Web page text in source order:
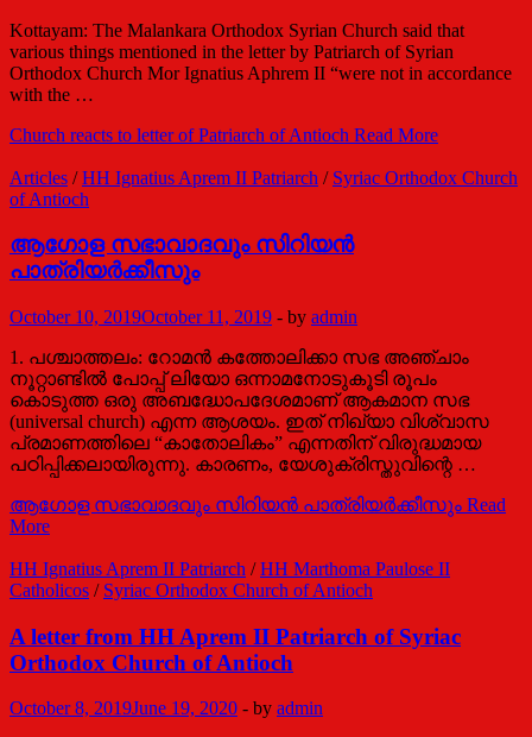
Kottayam: The Malankara Orthodox Syrian Church said that
various things mentioned in the letter by Patriarch of Syrian
Orthodox Church Mor Ignatius Aphrem II “were not in accordance
with the …
Church reacts to letter of Patriarch of Antioch Read More
Articles /HH Ignatius Aprem II Patriarch / Syriac Orthodox Church
of Antioch
ആഗോള സഭാവാദവും സിറിയൻ
പാത്രിയർക്കീസും
October 10, 2019October 11, 2019 - by admin
1. പശ്ചാത്തലം: റോമൻ കത്തോലിക്കാ സഭ അഞ്ചാം
നൂറ്റാണ്ടിൽ പോപ്പ്‌ ലിയോ ഒന്നാമനോടുകൂടി രൂപം
കൊടുത്ത ഒരു അബദ്ധോപദേശമാണ്‌ ആകമാന സഭ
(universal church) എന്ന ആശയം. ഇത്‌ നിഖ്യാ വിശ്വാസ
പ്രമാണത്തിലെ “കാതോലികം” എന്നതിന്‌ വിരുദ്ധമായ
പഠിപ്പിക്കലായിരുന്നു. കാരണം, യേശുക്രിസ്തുവിന്റെ …
ആഗോള സഭാവാദവും സിറിയൻ പാത്രിയർക്കീസും Read
More
HH Ignatius Aprem II Patriarch /HH Marthoma Paulose II
Catholicos / Syriac Orthodox Church of Antioch
A letter from HH Aprem II Patriarch of Syriac
Orthodox Church of Antioch
October 8, 2019June 19, 2020 - by admin